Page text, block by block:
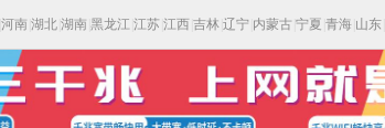
河南 湖北 湖南 黑龙江 江苏 江西 吉林 辽宁 内蒙古 宁夏 青海 山东